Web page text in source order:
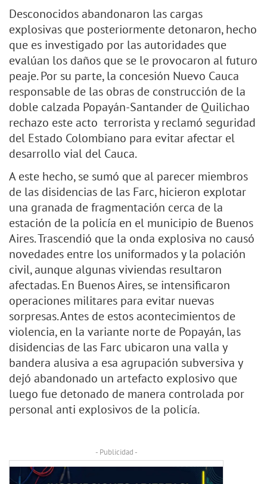
Desconocidos abandonaron las cargas
explosivas que posteriormente detonaron, hecho
que es investigado por las autoridades que
evalúan los daños que se le provocaron al futuro
peaje. Por su parte, la concesión Nuevo Cauca
responsable de las obras de construcción de la
doble calzada Popayán-Santander de Quilichao
rechazo este acto terrorista y reclamó seguridad
del Estado Colombiano para evitar afectar el
desarrollo vial del Cauca.
A este hecho, se sumó que al parecer miembros
de las disidencias de las Farc, hicieron explotar
una granada de fragmentación cerca de la
estación de la policía en el municipio de Buenos
Aires. Trascendió que la onda explosiva no causó
novedades entre los uniformados y la polación
civil, aunque algunas viviendas resultaron
afectadas. En Buenos Aires, se intensificaron
operaciones militares para evitar nuevas
sorpresas. Antes de estos acontecimientos de
violencia, en la variante norte de Popayán, las
disidencias de las Farc ubicaron una valla y
bandera alusiva a esa agrupación subversiva y
dejó abandonado un artefacto explosivo que
luego fue detonado de manera controlada por
personal anti explosivos de la policía.
- Publicidad -